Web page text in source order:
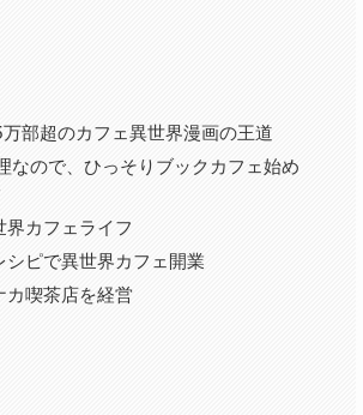
部超のカフェ異世界漫画の王道
なので、ひっそりブックカフェ始め
カフェライフ
ピで異世界カフェ開業
カ喫茶店を経営